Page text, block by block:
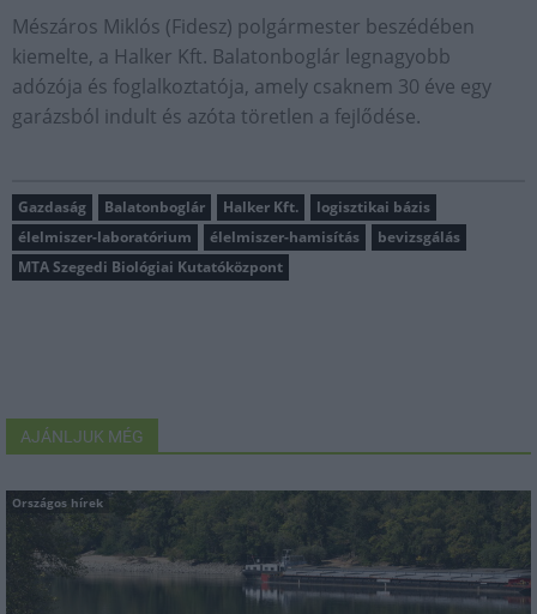
Mészáros Miklós (Fidesz) polgármester beszédében
kiemelte, a Halker Kft. Balatonboglár legnagyobb
adózója és foglalkoztatója, amely csaknem 30 éve egy
garázsból indult és azóta töretlen a fejlődése.
Gazdaság Balatonboglár Halker Kft.
logisztikai bázis
élelmiszer-laboratórium
élelmiszer-hamisítás
bevizsgálás
MTA Szegedi Biológiai Kutatóközpont
AJÁNLJUK MÉG
Országos hírek